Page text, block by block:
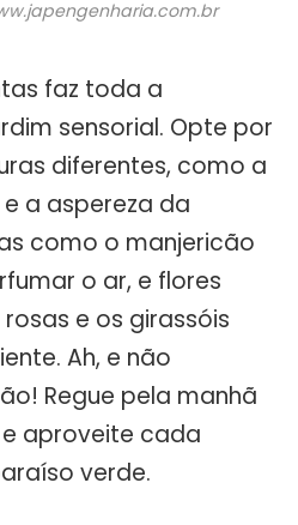
faz toda a
sensorial. Opte por
diferentes, como a
a aspereza da
como o manjericão
o ar, e flores
e os girassóis
Ah, e não
Regue pela manhã
aproveite cada
verde.